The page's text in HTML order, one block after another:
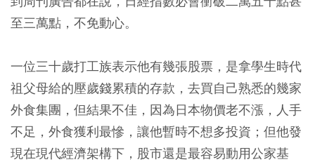
至三萬點，不免動心。
一位三十歲打工族表示他有幾張股票，是拿學生時代
祖父母給的壓歲錢累積的存款，去買自己熟悉的幾家
外食集團，但結果不佳，因為日本物價老不漲，人手
不足，外食獲利最慘，讓他暫時不想多投資；但他發
現在現代經濟架構下，股市還是最容易動用公家基